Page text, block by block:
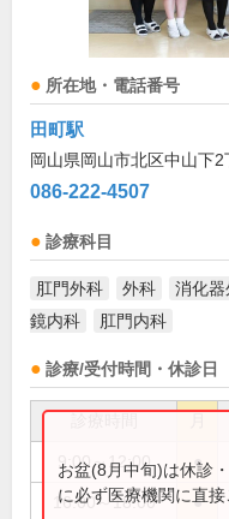
所在地・電話番号
田町駅
岡山県岡山市北区中山下
086-222-4507
診療科目
肛門外科 外科 消化器
鏡内科
肛門内科
診療/受付時間・休診日
9:00～12:00 ●
16:00～18:00 ●
お盆(8月中旬)は休診
に必ず医療機関に直接